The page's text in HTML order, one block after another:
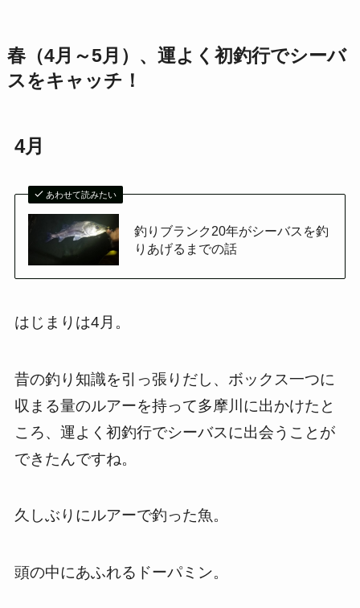
春（4月～5月）、運よく初釣行でシーバ
スをキャッチ！
4月
あわせて読みたい
釣りブランク20年がシーバスを釣
りあげるまでの話
はじまりは4月。
昔の釣り知識を引っ張りだし、ボックス一つに
収まる量のルアーを持って多摩川に出かけたと
ころ、運よく初釣行でシーバスに出会うことが
できたんですね。
久しぶりにルアーで釣った魚。
頭の中にあふれるドーパミン。